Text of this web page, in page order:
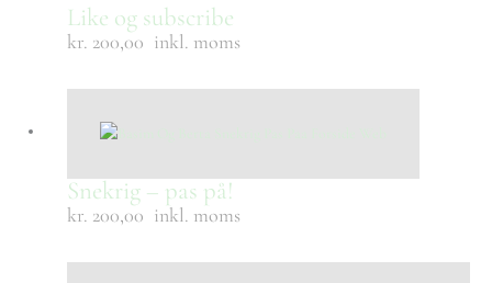
Like og subscribe
kr. 200,00 inkl. moms
Snekrig – pas på!
kr. 200,00 inkl. moms